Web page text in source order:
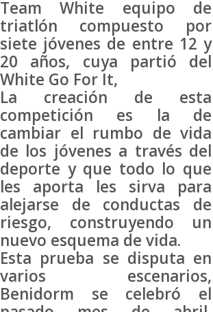
Team White equipo de
triatlón compuesto por
siete jóvenes de entre 12 y
20 años, cuya partió del
White Go For It,
La creación de esta
competición es la de
cambiar el rumbo de vida
de los jóvenes a través del
deporte y que todo lo que
les aporta les sirva para
alejarse de conductas de
riesgo, construyendo un
nuevo esquema de vida.
Esta prueba se disputa en
varios escenarios,
Benidorm se celebró el